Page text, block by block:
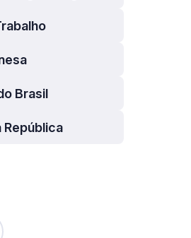
Brasil
República